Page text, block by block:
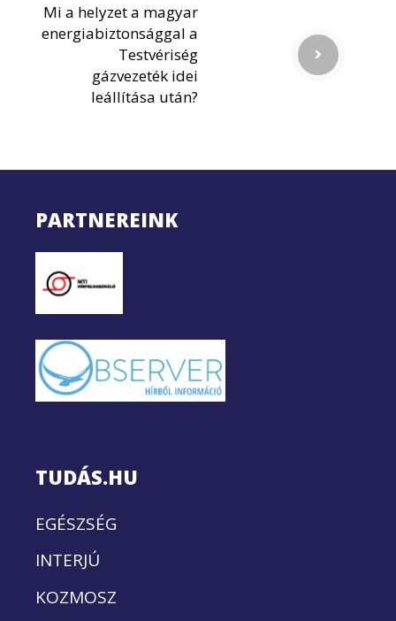
Mi a helyzet a magyar
energiabiztonsággal a
Testvériség
gázvezeték idei
leállítása után?
PARTNEREINK
TUDÁS.HU
EGÉSZSÉG
INTERJÚ
KOZMOSZ